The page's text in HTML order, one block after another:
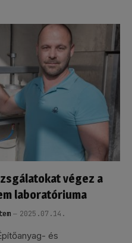
végez a
laboratóriuma
2025.07.14.
és